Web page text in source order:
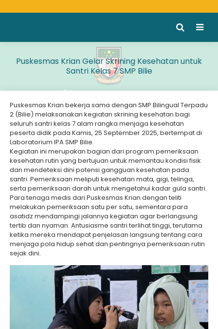
Puskesmas Krian Gelar Skrining Kesehatan untuk
Santri Kelas 7 SMP Bilie
Puskesmas Krian bekerja sama dengan SMP Bilingual Terpadu
2 (Bilie) melaksanakan kegiatan skrining kesehatan bagi
seluruh santri kelas 7 alam rangka menjaga kesehatan
peserta didik pada Kamis, 25 September 2025, bertempat di
Laboratorium IPA SMP Bilie.
Kegiatan ini merupakan bagian dari program pemeriksaan
kesehatan rutin yang bertujuan untuk memantau kondisi fisik
dan mendeteksi dini potensi gangguan kesehatan pada
santri. Pemeriksaan meliputi kesehatan mata, gigi, telinga,
serta pemeriksaan darah untuk mengetahui kadar gula santri.
Para tenaga medis dari Puskesmas Krian dengan teliti
melakukan pemeriksaan satu per satu, sementara para
asatidz mendampingi jalannya kegiatan agar berlangsung
tertib dan nyaman. Antusiasme santri terlihat tinggi, terutama
ketika mereka mendapat penjelasan langsung tentang cara
menjaga pola hidup sehat dan pentingnya pemeriksaan rutin
sejak dini.